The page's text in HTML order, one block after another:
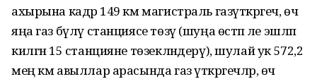
ахырына кадәр 149 км магистраль газүткәргеч, өч
яңа газ бүлү станциясе төзү (шуңа өстәп әле эшләп
килгән 15 станцияне төзекләндерү), шулай ук 572,2
мең км авыллар арасында газ үткәргечләр, өч